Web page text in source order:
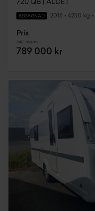
720 QB | ALDE |
BEGAGNAD 2016 • 4250 kg •
Pris
Inkl. moms
789 000 kr